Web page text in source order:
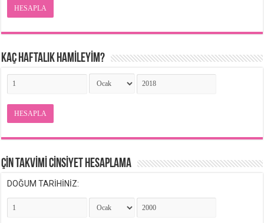
HESAPLA
KAÇ HAFTALIK HAMİLEYİM?
HESAPLA
ÇİN TAKVİMİ CİNSİYET HESAPLAMA
DOĞUM TARİHİNİZ: